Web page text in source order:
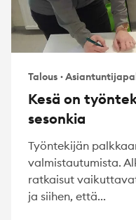
Talous ·
Kesä on
sesonkia
Työntekijän
valmistautumista.
ratkaisut
ja siihen, että...